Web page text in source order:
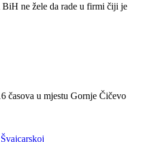
BiH ne žele da rade u firmi čiji je
časova u mjestu Gornje Čičevo